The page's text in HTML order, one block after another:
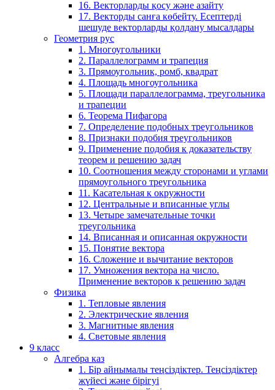
16. Векторларды қосу және азайту
17. Векторды санға көбейту. Есептерді
шешуде векторларды қолдану мысалдары
Геометрия рус
1. Многоугольники
2. Параллелограмм и трапеция
3. Прямоугольник, ромб, квадрат
4. Площадь многоугольника
5. Площади параллелограмма, треугольника
и трапеции
6. Теорема Пифагора
7. Определение подобных треугольников
8. Признаки подобия треугольников
9. Применение подобия к доказательству
теорем и решению задач
10. Соотношения между сторонами и углами
прямоугольного треугольника
11. Касательная к окружности
12. Центральные и вписанные углы
13. Четыре замечательные точки
треугольника
14. Вписанная и описанная окружности
15. Понятие вектора
16. Сложение и вычитание векторов
17. Умножения вектора на число.
Применение векторов к решению задач
Физика
1. Тепловые явления
2. Электрические явления
3. Магнитные явления
4. Световые явления
9 класс
Алгебра каз
1. Бір айнымалы теңсіздіктер. Теңсіздіктер
жүйесі және бірігуі